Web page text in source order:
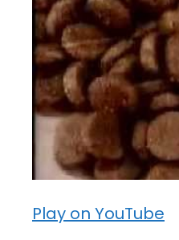
Play on YouTube